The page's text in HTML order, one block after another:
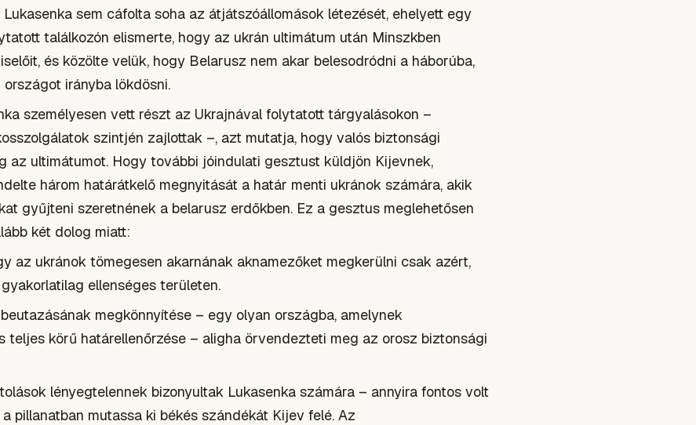
sem cáfolta soha az átjátszóállomások létezését, ehelyett egy
találkozón elismerte, hogy az ukrán ultimátum után Minszkben
és közölte velük, hogy Belarusz nem akar belesodródni a háborúba,
irányba lökdösni.
személyesen vett részt az Ukrajnával folytatott tárgyalásokon –
szintjén zajlottak –, azt mutatja, hogy valós biztonsági
az ultimátumot. Hogy további jóindulati gesztust küldjön Kijevnek,
három határátkelő megnyitását a határ menti ukránok számára, akik
gyűjteni szeretnének a belarusz erdőkben. Ez a gesztus meglehetősen
két dolog miatt:
az ukránok tömegesen akarnának aknamezőket megkerülni csak azért,
ellenséges területen.
megkönnyítése – egy olyan országba, amelynek
teljes körű határellenőrzése – aligha örvendezteti meg az orosz biztonsági
lényegtelennek bizonyultak Lukasenka számára – annyira fontos volt
pillanatban mutassa ki békés szándékát Kijev felé. Az